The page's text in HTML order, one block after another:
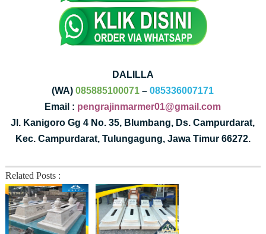
DALILLA
(WA)085885100071 –085336007171
Email : pengrajinmarmer01@gmail.com
Jl. Kanigoro Gg 4 No. 35, Blumbang, Ds. Campurdarat,
Kec. Campurdarat, Tulungagung, Jawa Timur 66272.
Related Posts :